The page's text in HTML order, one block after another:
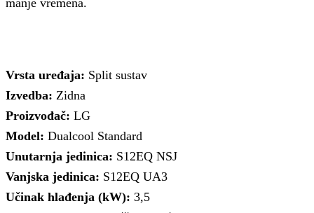
Vrsta uređaja: Split sustav
Izvedba: Zidna
Proizvođač: LG
Model: Dualcool Standard
Unutarnja jedinica: S12EQ NSJ
Vanjska jedinica: S12EQ UA3
Učinak hlađenja (kW): 3,5